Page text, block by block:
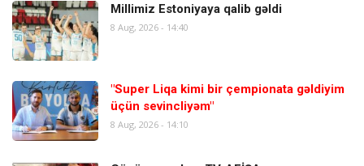
Millimiz Estoniyaya qalib gəldi
8 Aug, 2026 - 14:40
"Super Liqa kimi bir çempionata gəldiyim
üçün sevincliyəm"
8 Aug, 2026 - 14:10